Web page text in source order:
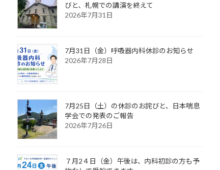
びと、札幌での講演を終えて
2026年7月31日
7月31日（金）呼吸器内科休診のお知らせ
2026年7月28日
7月25日（土）の休診のお詫びと、日本喘息
学会での発表のご報告
2026年7月26日
７月2４日（金）午後は、内科初診の方も予